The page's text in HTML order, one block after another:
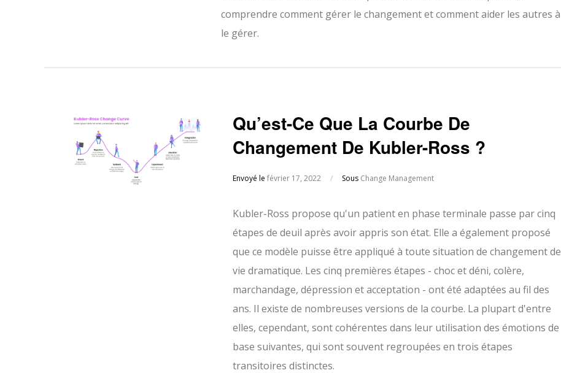
comprendre comment gérer le changement et comment aider les autres à
le gérer.
Qu’est-Ce Que La Courbe De
Changement De Kubler-Ross ?
Envoyé lefévrier 17, 2022 / Sous Change Management
Kubler-Ross propose qu'un patient en phase terminale passe par cinq
étapes de deuil après avoir appris son état. Elle a également proposé
que ce modèle puisse être appliqué à toute situation de changement de
vie dramatique. Les cinq premières étapes - choc et déni, colère,
marchandage, dépression et acceptation - ont été adaptées au fil des
ans. Il existe de nombreuses versions de la courbe. La plupart d'entre
elles, cependant, sont cohérentes dans leur utilisation des émotions de
base suivantes, qui sont souvent regroupées en trois étapes
transitoires distinctes.